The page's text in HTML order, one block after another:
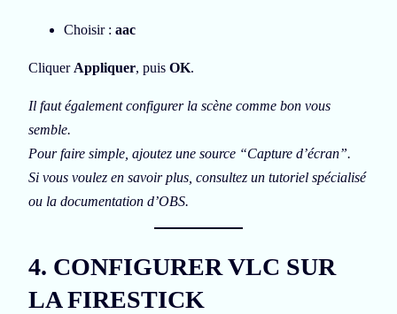
Choisir : aac
Cliquer Appliquer, puis OK.
Il faut également configurer la scène comme bon vous
semble.
Pour faire simple, ajoutez une source “Capture d’écran”.
Si vous voulez en savoir plus, consultez un tutoriel spécialisé
ou la documentation d’OBS.
4. CONFIGURER VLC SUR
LA FIRESTICK